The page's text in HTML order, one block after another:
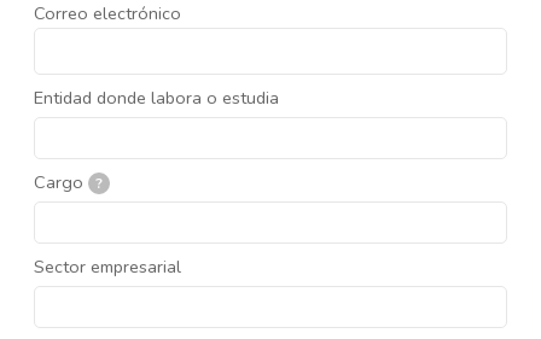
Correo electrónico
Entidad donde labora o estudia
Cargo ?
Sector empresarial